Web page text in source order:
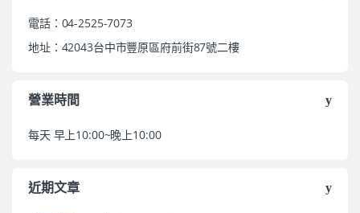
電話：04-2525-7073
地址：42043台中市豐原區府前街87號二樓
營業時間
每天 早上10:00~晚上10:00
近期文章